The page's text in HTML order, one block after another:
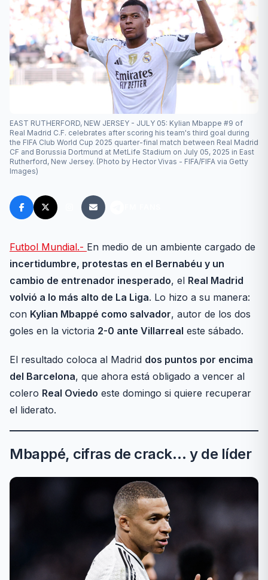
EAST RUTHERFORD, NEW JERSEY - JULY 05: Kylian Mbappe #9 of
Real Madrid C.F. celebrates after scoring his team's third goal during
the FIFA Club World Cup 2025 quarter-final match between Real Madrid
CF and Borussia Dortmund at MetLife Stadium on July 05, 2025 in East
Rutherford, New Jersey. (Photo by Hector Vivas - FIFA/FIFA via Getty
Images)
Futbol Mundial.- En medio de un ambiente cargado de
incertidumbre, protestas en el Bernabéu y un
cambio de entrenador inesperado, el Real Madrid
volvió a lo más alto de La Liga. Lo hizo a su manera:
con Kylian Mbappé como salvador, autor de los dos
goles en la victoria 2-0 ante Villarreal este sábado.
El resultado coloca al Madrid dos puntos por encima
del Barcelona, que ahora está obligado a vencer al
colero Real Oviedo este domingo si quiere recuperar
el liderato.
Mbappé, cifras de crack… y de líder